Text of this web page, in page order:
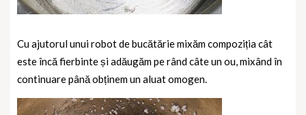
Cu ajutorul unui robot de bucătărie mixăm compoziția cât
este încă fierbinte și adăugăm pe rând câte un ou, mixând în
continuare până obținem un aluat omogen.